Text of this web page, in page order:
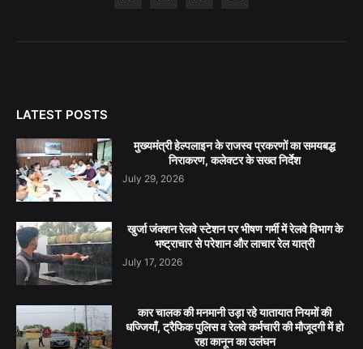
LATEST POSTS
मुख्यमंत्री हेल्पलाइन के राजस्व प्रकरणों का समयबद्ध
निराकरण, कलेक्टर के सख्त निर्देश
July 29, 2026
खुर्जा जंक्शन रेलवे स्टेशन पर भीषण गर्मी में रेलवे विभाग के
भष्ट्राचार से परेशान और लाचार रेल यात्री
July 17, 2026
कार चालक की मनमानी उड़ा रहे यातायात नियमों की
धज्जियाँ, ट्रैफिक पुलिस व रेलवे कर्मचारी की मौजूदगी में हो
रहा कानून का उलंघन